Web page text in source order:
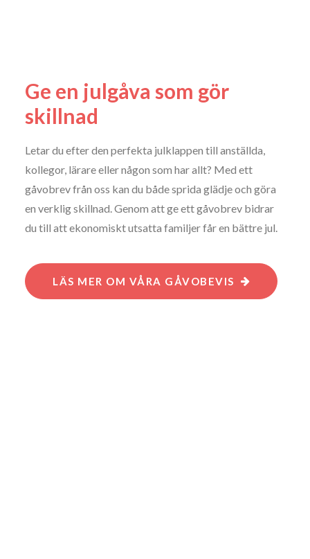
Ge en julgåva som gör
skillnad
Letar du efter den perfekta julklappen till anställda,
kollegor, lärare eller någon som har allt? Med ett
gåvobrev från oss kan du både sprida glädje och göra
en verklig skillnad. Genom att ge ett gåvobrev bidrar
du till att ekonomiskt utsatta familjer får en bättre jul.
LÄS MER OM VÅRA GÅVOBEVIS